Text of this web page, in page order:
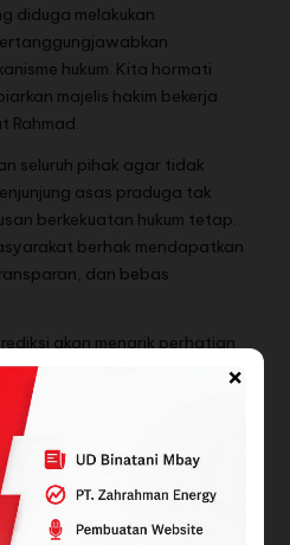
×
diduga melakukan
hukum. Kita hormati
majelis hakim bekerja
Rahmad.
seluruh pihak agar tidak
asas praduga tak
berkekuatan hukum tetap.
berhak mendapatkan
dan bebas
akan menarik perhatian
pejabat tinggi
pembuktian di pengadilan
dugaan tindak penipuan
hukum.